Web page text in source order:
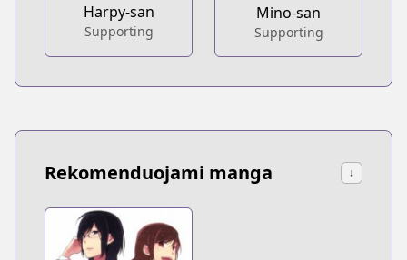
Harpy-san
Supporting
Mino-san
Supporting
Rekomenduojami manga ↓